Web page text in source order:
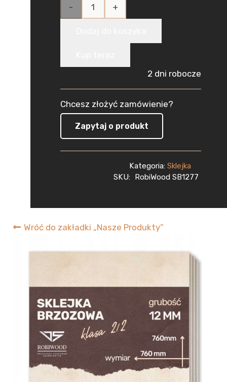
Wróć do zakładki „Nasze Produkty”
ilość
do Lasera
12mm
(760x760
1szt
2 dni robocze
Chcesz złożyć zamówienie?
Zapytaj o produkt
Kategoria: Sklejka
SKU: RobiWood SB1277